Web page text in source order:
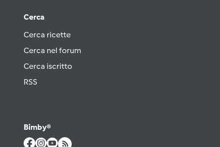
Cerca
Cerca ricette
Cerca nel forum
Cerca iscritto
RSS
Bimby®